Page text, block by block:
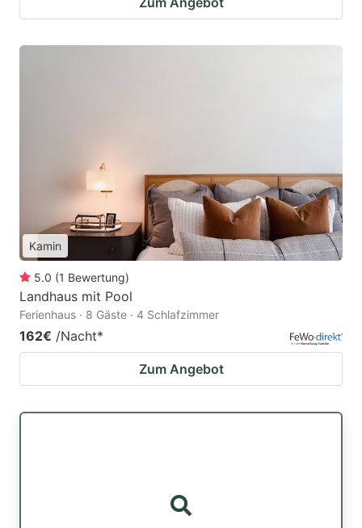
Kamin
5.0 (1 Bewertung)
Landhaus mit Pool
Ferienhaus · 8 Gäste · 4 Schlafzimmer
162€ /Nacht*
Zum Angebot